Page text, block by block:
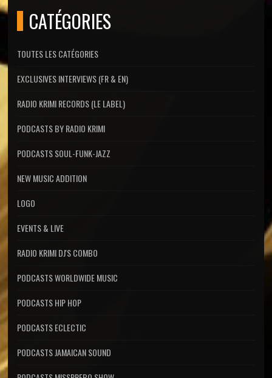
CATÉGORIES
TOUTES LES CATÉGORIES
EXCLUSIVES INTERVIEWS (FR & EN)
RADIO KRIMI RECORDS (LE LABEL)
PODCASTS BY RADIO KRIMI
PODCASTS SOUL-FUNK-JAZZ
NEW MUSIC ADDITION
LOGO
EVENTS & LIVE
RADIO KRIMI DJ'S COMBO
PODCASTS WORLDWIDE MUSIC
PODCASTS HIP HOP
PODCASTS ECLECTIC
PODCASTS JAMAICAN SOUND